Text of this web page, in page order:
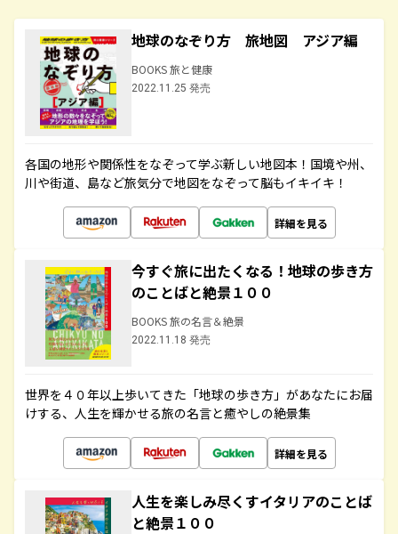
地球のなぞり方 旅地図 アジア編
BOOKS 旅と健康
2022.11.25 発売
各国の地形や関係性をなぞって学ぶ新しい地図本！国境や州、
川や街道、島など旅気分で地図をなぞって脳もイキイキ！
詳細を見る
今すぐ旅に出たくなる！地球の歩き方
のことばと絶景１００
BOOKS 旅の名言＆絶景
2022.11.18 発売
世界を４０年以上歩いてきた「地球の歩き方」があなたにお届
けする、人生を輝かせる旅の名言と癒やしの絶景集
詳細を見る
人生を楽しみ尽くすイタリアのことば
と絶景１００